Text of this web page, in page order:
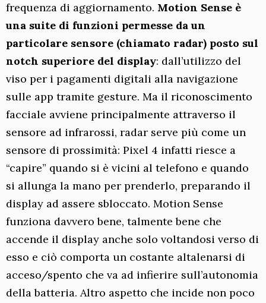
frequenza di aggiornamento. Motion Sense è
una suite di funzioni permesse da un
particolare sensore (chiamato radar) posto sul
notch superiore del display: dall’utilizzo del
viso per i pagamenti digitali alla navigazione
sulle app tramite gesture. Ma il riconoscimento
facciale avviene principalmente attraverso il
sensore ad infrarossi, radar serve più come un
sensore di prossimità: Pixel 4 infatti riesce a
“capire” quando si è vicini al telefono e quando
si allunga la mano per prenderlo, preparando il
display ad assere sbloccato. Motion Sense
funziona davvero bene, talmente bene che
accende il display anche solo voltandosi verso di
esso e ciò comporta un costante altalenarsi di
acceso/spento che va ad infierire sull’autonomia
della batteria. Altro aspetto che incide non poco